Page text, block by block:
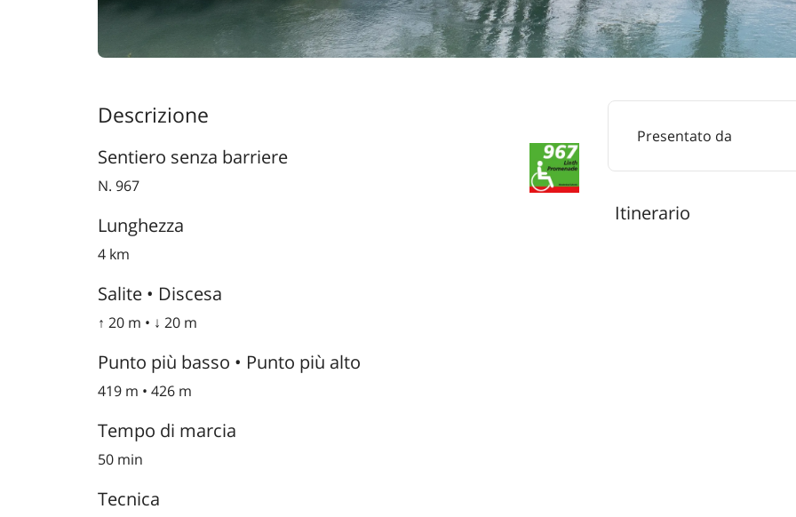
Descrizione
Sentiero senza barriere
N. 967
Lunghezza
4 km
Salite • Discesa
↑ 20 m • ↓ 20 m
Punto più basso • Punto più alto
419 m • 426 m
Tempo di marcia
50 min
Tecnica
Presentato da
Itinerario